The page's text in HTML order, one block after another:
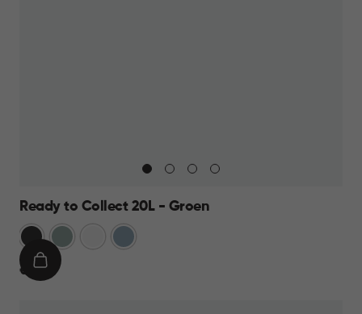
Ready to Collect 20L - Groen
Donkergrijs
Groen Blauw
€
€ 19,95
IN